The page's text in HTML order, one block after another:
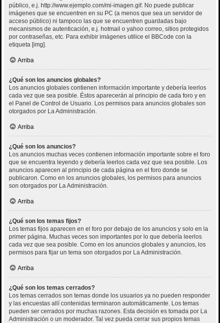
público, e.j. http://www.ejemplo.com/mi-imagen.gif. No puede publicar
imágenes que se encuentren en su PC (a menos que sea un servidor de
acceso público) ni tampoco las que se encuentren guardadas bajo
mecanismos de autenticación, e.j. hotmail o yahoo correo, sitios protegidos
por contraseñas, etc. Para exhibir imágenes utilice el BBCode con la
etiqueta [img].
Arriba
¿Qué son los anuncios globales?
Los anuncios globales contienen información importante y debería leerlos
cada vez que sea posible. Éstos aparecerán al principio de cada foro y en
el Panel de Control de Usuario. Los permisos para anuncios globales son
otorgados por La Administración.
Arriba
¿Qué son los anuncios?
Los anuncios muchas veces contienen información importante sobre el foro
que se encuentra leyendo y debería leerlos cada vez que sea posible. Los
anuncios aparecen al principio de cada página en el foro donde se
publicaron. Como en los anuncios globales, los permisos para anuncios
son otorgados por La Administración.
Arriba
¿Qué son los temas fijos?
Los temas fijos aparecen en el foro por debajo de los anuncios y solo en la
primer página. Muchas veces son importantes por lo que debería leerlos
cada vez que sea posible. Como en los anuncios globales y anuncios, los
permisos para fijar un tema son otorgados por La Administración.
Arriba
¿Qué son los temas cerrados?
Los temas cerrados son temas donde los usuarios ya no pueden responder
y las encuestas allí contenidas terminaron automáticamente. Los temas
pueden ser cerrados por muchas razones. Esta decisión es tomada por La
Administración o un moderador. Tal vez pueda cerrar sus propios temas